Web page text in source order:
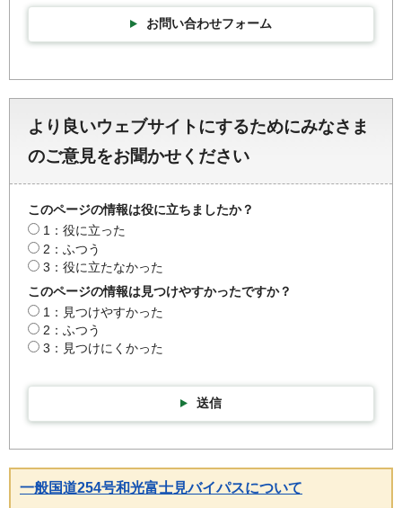
お問い合わせフォーム
より良いウェブサイトにするためにみなさま
のご意見をお聞かせください
このページの情報は役に立ちましたか？
1：役に立った
2：ふつう
3：役に立たなかった
このページの情報は見つけやすかったですか？
1：見つけやすかった
2：ふつう
3：見つけにくかった
送信
一般国道254号和光富士見バイパスについて